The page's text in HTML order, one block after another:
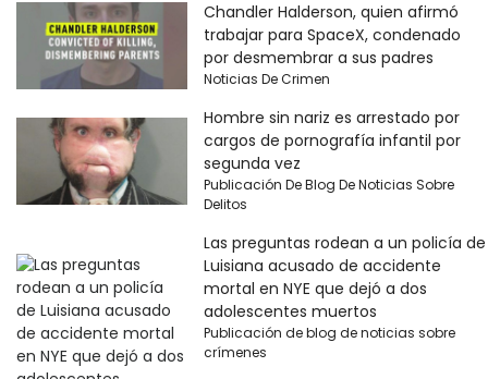
Chandler Halderson, quien afirmó
trabajar para SpaceX, condenado
por desmembrar a sus padres
Noticias De Crimen
Hombre sin nariz es arrestado por
cargos de pornografía infantil por
segunda vez
Publicación De Blog De Noticias Sobre
Delitos
Las preguntas rodean a un policía de
Luisiana acusado de accidente
mortal en NYE que dejó a dos
adolescentes muertos
Publicación de blog de noticias sobre
crímenes